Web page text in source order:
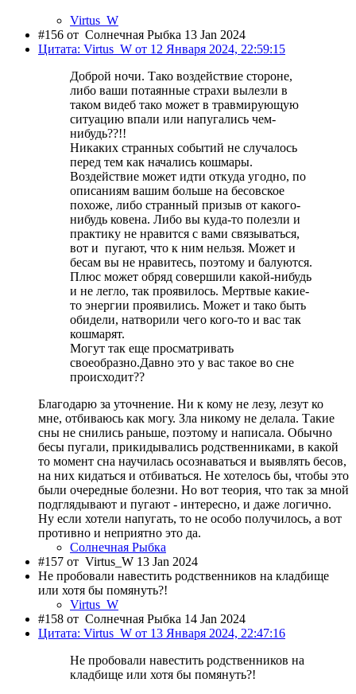
Virtus_W
#156 от Солнечная Рыбка 13 Jan 2024
Цитата: Virtus_W от 12 Января 2024, 22:59:15
Доброй ночи. Тако воздействие стороне,
либо ваши потаянные страхи вылезли в
таком видеб тако может в травмирующую
ситуацию впали или напугались чем-
нибудь??!!
Никаких странных событий не случалось
перед тем как начались кошмары.
Воздействие может идти откуда угодно, по
описаниям вашим больше на бесовское
похоже, либо странный призыв от какого-
нибудь ковена. Либо вы куда-то полезли и
практику не нравится с вами связываться,
вот и пугают, что к ним нельзя. Может и
бесам вы не нравитесь, поэтому и балуются.
Плюс может обряд совершили какой-нибудь
и не легло, так проявилось. Мертвые какие-
то энергии проявились. Может и тако быть
обидели, натворили чего кого-то и вас так
кошмарят.
Могут так еще просматривать
своеобразно.Давно это у вас такое во сне
происходит??
Благодарю за уточнение. Ни к кому не лезу, лезут ко
мне, отбиваюсь как могу. Зла никому не делала. Такие
сны не снились раньше, поэтому и написала. Обычно
бесы пугали, прикидывались родственниками, в какой
то момент сна научилась осознаваться и выявлять бесов,
на них кидаться и отбиваться. Не хотелось бы, чтобы это
были очередные болезни. Но вот теория, что так за мной
подглядывают и пугают - интересно, и даже логично.
Ну если хотели напугать, то не особо получилось, а вот
противно и неприятно это да.
Солнечная Рыбка
#157 от Virtus_W 13 Jan 2024
Не пробовали навестить родственников на кладбище
или хотя бы помянуть?!
Virtus_W
#158 от Солнечная Рыбка 14 Jan 2024
Цитата: Virtus_W от 13 Января 2024, 22:47:16
Не пробовали навестить родственников на
кладбище или хотя бы помянуть?!